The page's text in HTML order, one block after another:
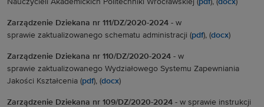
Nauczycieli Akademickich Politechniki Wrocławskiej (pdf), (docx)
Zarządzenie Dziekana nr 111/DZ/2020-2024 - w
sprawie zaktualizowanego schematu administracji (pdf), (docx)
Zarządzenie Dziekana nr 110/DZ/2020-2024 - w
sprawie zaktualizowanego Wydziałowego Systemu Zapewniania
Jakości Kształcenia (pdf), (docx)
Zarządzenie Dziekana nr 109/DZ/2020-2024 - w sprawie instrukcji